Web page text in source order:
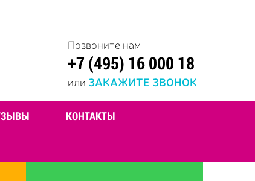
Позвоните нам
+7 (495) 16 000 18
или ЗАКАЖИТЕ ЗВОНОК
КОНТАКТЫ